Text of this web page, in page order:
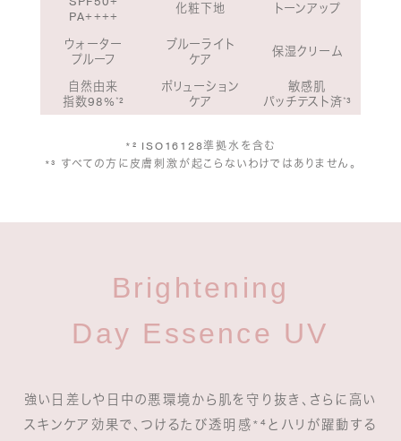
PA++++
化粧下地 トーンアップ
ウォーター
プルーフ
ブルーライト
ケア
保湿クリーム
自然由来
指数98% *²
ポリューション
ケア
敏感肌
パッチテスト済 *³
*² ISO16128準拠水を含む
*³ すべての方に皮膚刺激が起こらないわけではありません。
Brightening
Day Essence UV
強い日差しや日中の悪環境から肌を守り抜き、さらに高い
スキンケア効果で、つけるたび透明感*⁴とハリが躍動する